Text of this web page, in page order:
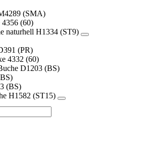
(SMA)
4356 (60)
naturhell H1334 (ST9)
(PR)
4332 (60)
D1203 (BS)
(BS)
H1582 (ST15)